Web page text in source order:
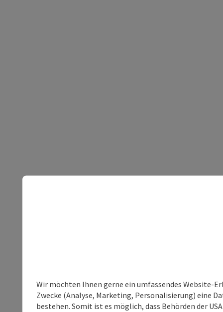
Wir möchten Ihnen gerne ein umfassendes Website-
Zwecke (Analyse, Marketing, Personalisierung) eine
bestehen. Somit ist es möglich, dass Behörden der